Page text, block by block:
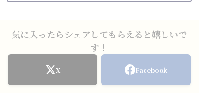
気に入ったらシェアしてもらえると嬉しいで
す！
X Facebook